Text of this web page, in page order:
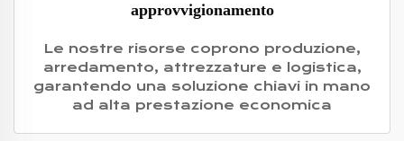
approvvigionamento
Le nostre risorse coprono produzione,
arredamento, attrezzature e logistica,
garantendo una soluzione chiavi in mano
ad alta prestazione economica